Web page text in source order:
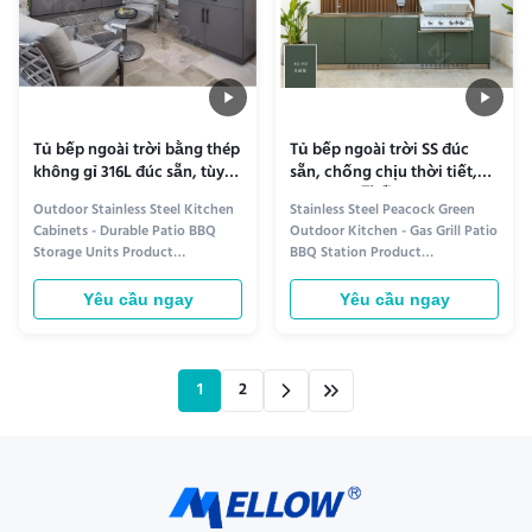
Tủ bếp ngoài trời bằng thép
không gỉ 316L đúc sẵn, tùy
chỉnh
Outdoor Stainless Steel Kitchen
Cabinets - Durable Patio BBQ
Storage Units Product
information Introducing
Outdoor Stainless Steel Kitchen
Cabinets Transform your patio or
premium stainless steel kitchen
cabinets. Designed for outdoor
Yêu cầu ngay
Tủ bếp ngoài trời SS đúc
sẵn, chống chịu thời tiết,
màu xanh孔雀 (Peacock
Green) cho vườn
Stainless Steel Peacock Green
Outdoor Kitchen - Gas Grill Patio
BBQ Station Product
information Stainless Steel
Peacock Green Outdoor Kitchen
- Gas Grill Patio BBQ Station
Steel Peacock Green Outdoor
Kitchen. Designed for durability
Yêu cầu ngay
1 2